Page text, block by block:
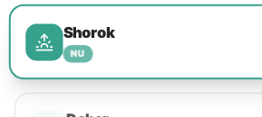
Shorok
NU